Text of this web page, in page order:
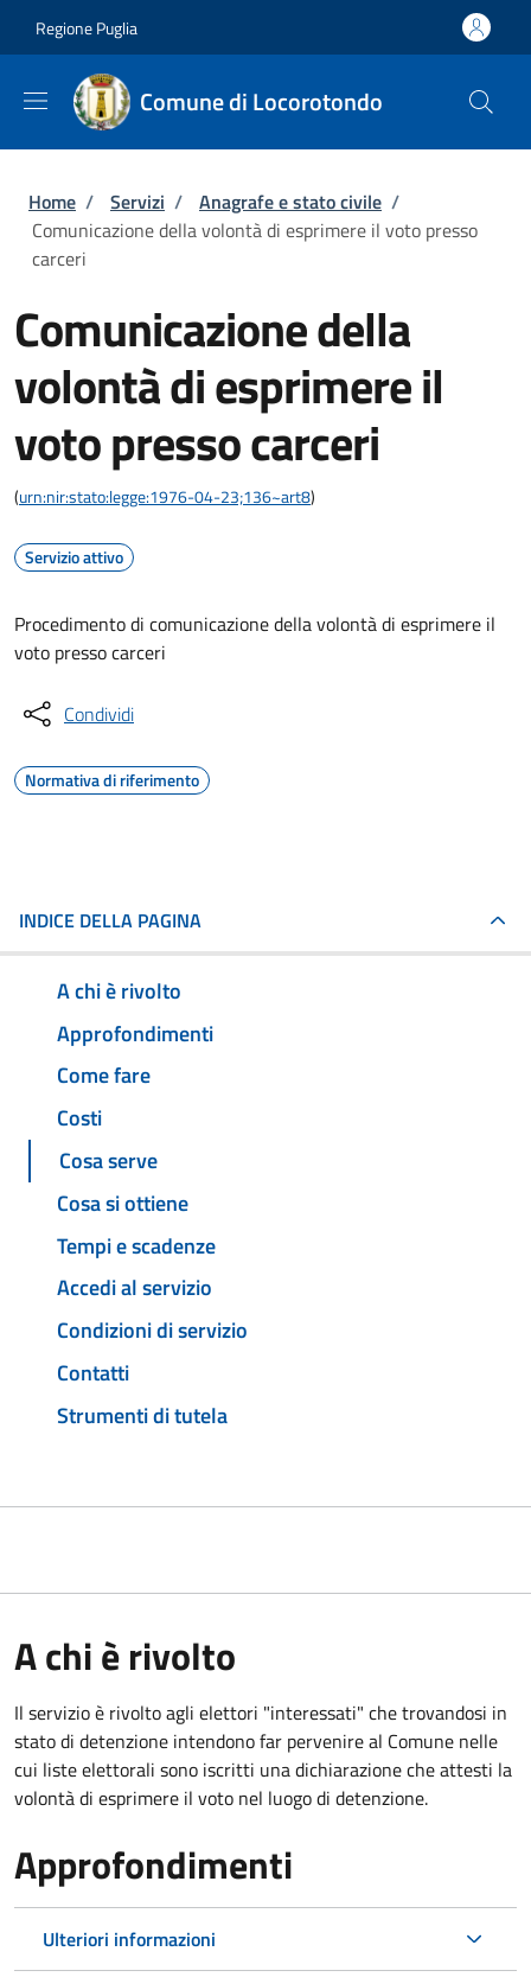
Regione Puglia
Comune di Locorotondo
Briciole di pane
Home / Servizi / Anagrafe e stato civile /
Comunicazione della volontà di esprimere il voto presso
carceri
Comunicazione della
volontà di esprimere il
voto presso carceri
(urn:nir:stato:legge:1976-04-23;136~art8)
Servizio attivo
Procedimento di comunicazione della volontà di esprimere il
voto presso carceri
Condividi
Normativa di riferimento
INDICE DELLA PAGINA
A chi è rivolto
Approfondimenti
Come fare
Costi
Cosa serve
Cosa si ottiene
Tempi e scadenze
Accedi al servizio
Condizioni di servizio
Contatti
Strumenti di tutela
A chi è rivolto
Il servizio è rivolto agli elettori "interessati" che trovandosi in
stato di detenzione intendono far pervenire al Comune nelle
cui liste elettorali sono iscritti una dichiarazione che attesti la
volontà di esprimere il voto nel luogo di detenzione.
Approfondimenti
Ulteriori informazioni